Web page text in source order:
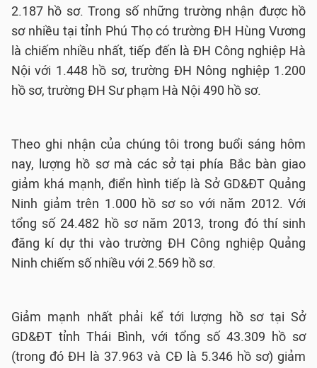
2.187 hồ sơ. Trong số những trường nhận được hồ
sơ nhiều tại tỉnh Phú Thọ có trường ĐH Hùng Vương
là chiếm nhiều nhất, tiếp đến là ĐH Công nghiệp Hà
Nội với 1.448 hồ sơ, trường ĐH Nông nghiệp 1.200
hồ sơ, trường ĐH Sư phạm Hà Nội 490 hồ sơ.
Theo ghi nhận của chúng tôi trong buổi sáng hôm
nay, lượng hồ sơ mà các sở tại phía Bắc bàn giao
giảm khá mạnh, điển hình tiếp là Sở GD&ĐT Quảng
Ninh giảm trên 1.000 hồ sơ so với năm 2012. Với
tổng số 24.482 hồ sơ năm 2013, trong đó thí sinh
đăng kí dự thi vào trường ĐH Công nghiệp Quảng
Ninh chiếm số nhiều với 2.569 hồ sơ.
Giảm mạnh nhất phải kể tới lượng hồ sơ tại Sở
GD&ĐT tỉnh Thái Bình, với tổng số 43.309 hồ sơ
(trong đó ĐH là 37.963 và CĐ là 5.346 hồ sơ) giảm